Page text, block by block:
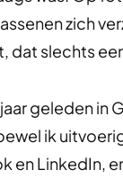
zich
dat slechts
geleden in
ik
en LinkedIn,